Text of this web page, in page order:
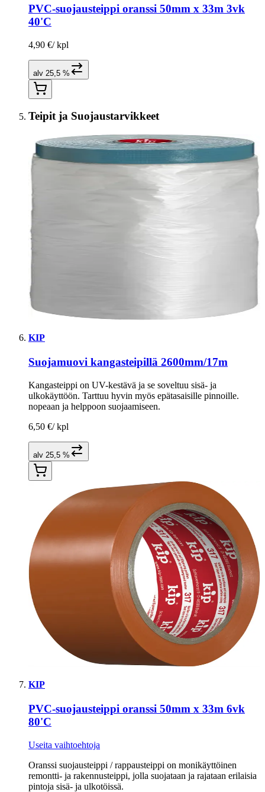
PVC-suojausteippi oranssi 50mm x 33m 3vk
40'C
4,90 €/ kpl
alv 25,5 %
Teipit ja Suojaustarvikkeet
KIP
Suojamuovi kangasteipillä 2600mm/17m
Kangasteippi on UV-kestävä ja se soveltuu sisä- ja
ulkokäyttöön. Tarttuu hyvin myös epätasaisille pinnoille.
nopeaan ja helppoon suojaamiseen.
6,50 €/ kpl
alv 25,5 %
KIP
PVC-suojausteippi oranssi 50mm x 33m 6vk
80'C
Useita vaihtoehtoja
Oranssi suojausteippi / rappausteippi on monikäyttöinen
remontti- ja rakennusteippi, jolla suojataan ja rajataan erilaisia
pintoja sisä- ja ulkotöissä.